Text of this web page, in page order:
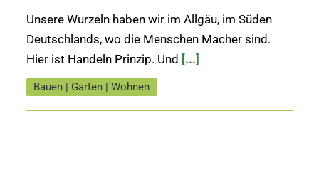
Unsere Wurzeln haben wir im Allgäu, im Süden
Deutschlands, wo die Menschen Macher sind.
Hier ist Handeln Prinzip. Und [...]
Bauen | Garten | Wohnen